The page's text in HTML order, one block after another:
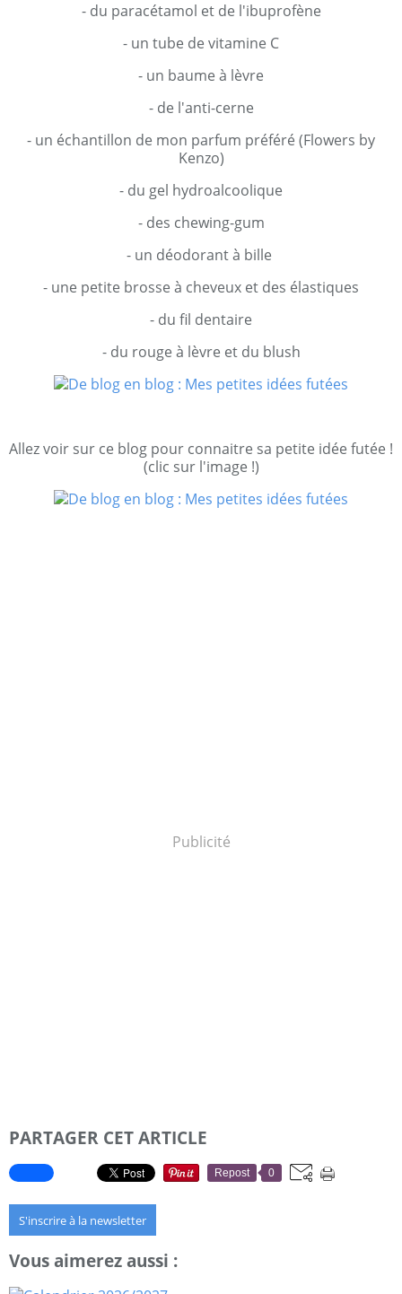
- du paracétamol et de l'ibuprofène
- un tube de vitamine C
- un baume à lèvre
- de l'anti-cerne
- un échantillon de mon parfum préféré (Flowers by
Kenzo)
- du gel hydroalcoolique
- des chewing-gum
- un déodorant à bille
- une petite brosse à cheveux et des élastiques
- du fil dentaire
- du rouge à lèvre et du blush
Allez voir sur ce blog pour connaitre sa petite idée futée !
(clic sur l'image !)
Publicité
PARTAGER CET ARTICLE
Repost 0
S'inscrire à la newsletter
Vous aimerez aussi :